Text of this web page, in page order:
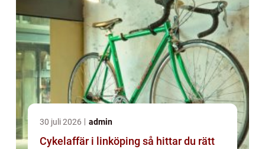
30 juli 2026 admin
Cykelaffär i linköping så hittar du rätt